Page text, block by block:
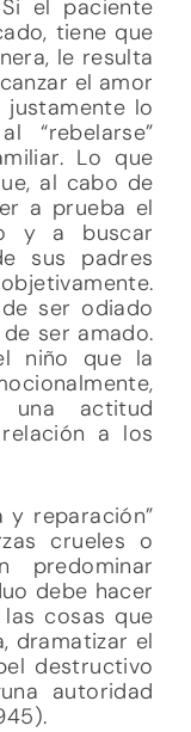
el paciente
tiene que
le resulta
el amor
justamente lo
“rebelarse”
Lo que
al cabo de
a prueba el
y a buscar
sus padres
ser odiado
ser amado.
niño que la
una actitud
a los
y reparación”
crueles o
predominar
debe hacer
cosas que
dramatizar el
destructivo
autoridad